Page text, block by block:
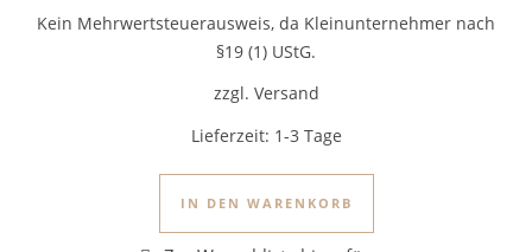
Kein Mehrwertsteuerausweis, da Kleinunternehmer nach
§19 (1) UStG.
zzgl. Versand
Lieferzeit: 1-3 Tage
IN DEN WARENKORB